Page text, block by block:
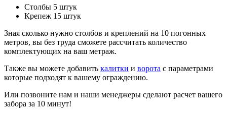
Столбы 5 штук
Крепеж 15 штук
Зная сколько нужно столбов и креплений на 10 погонных
метров, вы без труда сможете рассчитать количество
комплектующих на ваш метраж.
Также вы можете добавить калитки и ворота с параметрами
которые подходят к вашему ограждению.
Или позвоните нам и наши менеджеры сделают расчет вашего
забора за 10 минут!